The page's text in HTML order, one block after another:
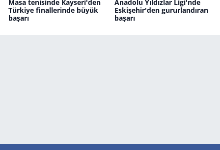
Masa tenisinde Kayseri'den
Türkiye finallerinde büyük
başarı
Anadolu Yıldızlar Ligi'nde
Eskişehir'den gururlandıran
başarı